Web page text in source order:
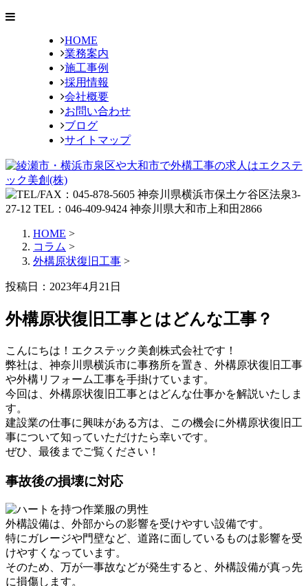
HOME
業務案内
施工事例
採用情報
会社概要
お問い合わせ
ブログ
サイトマップ
HOME >
コラム >
外構原状復旧工事 >
投稿日：2023年4月21日
外構原状復旧工事とはどんな工事？
こんにちは！エクステック美創株式会社です！
弊社は、神奈川県横浜市に事務所を置き、外構原状復旧工事
や外構リフォーム工事を手掛けています。
今回は、外構原状復旧工事とはどんな仕事かを解説いたしま
す。
建設業の仕事に興味がある方は、この機会に外構原状復旧工
事について知っていただけたら幸いです。
ぜひ、最後までご覧ください！
事故後の損壊に対応
外構設備は、外部からの影響を受けやすい設備です。
特にガレージや門壁など、道路に面しているものは影響を受
けやすくなっています。
そのため、万が一事故などが発生すると、外構設備が真っ先
に損傷します。